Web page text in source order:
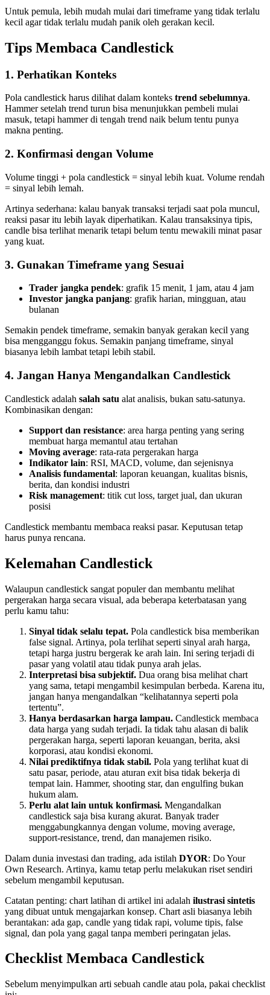
Untuk pemula, lebih mudah mulai dari timeframe yang tidak terlalu
kecil agar tidak terlalu mudah panik oleh gerakan kecil.
Tips Membaca Candlestick
1. Perhatikan Konteks
Pola candlestick harus dilihat dalam konteks trend sebelumnya.
Hammer setelah trend turun bisa menunjukkan pembeli mulai
masuk, tetapi hammer di tengah trend naik belum tentu punya
makna penting.
2. Konfirmasi dengan Volume
Volume tinggi + pola candlestick = sinyal lebih kuat. Volume rendah
= sinyal lebih lemah.
Artinya sederhana: kalau banyak transaksi terjadi saat pola muncul,
reaksi pasar itu lebih layak diperhatikan. Kalau transaksinya tipis,
candle bisa terlihat menarik tetapi belum tentu mewakili minat pasar
yang kuat.
3. Gunakan Timeframe yang Sesuai
Trader jangka pendek: grafik 15 menit, 1 jam, atau 4 jam
Investor jangka panjang: grafik harian, mingguan, atau
bulanan
Semakin pendek timeframe, semakin banyak gerakan kecil yang
bisa mengganggu fokus. Semakin panjang timeframe, sinyal
biasanya lebih lambat tetapi lebih stabil.
4. Jangan Hanya Mengandalkan Candlestick
Candlestick adalah salah satu alat analisis, bukan satu-satunya.
Kombinasikan dengan:
Support dan resistance: area harga penting yang sering
membuat harga memantul atau tertahan
Moving average: rata-rata pergerakan harga
Indikator lain: RSI, MACD, volume, dan sejenisnya
Analisis fundamental: laporan keuangan, kualitas bisnis,
berita, dan kondisi industri
Risk management: titik cut loss, target jual, dan ukuran
posisi
Candlestick membantu membaca reaksi pasar. Keputusan tetap
harus punya rencana.
Kelemahan Candlestick
Walaupun candlestick sangat populer dan membantu melihat
pergerakan harga secara visual, ada beberapa keterbatasan yang
perlu kamu tahu:
Sinyal tidak selalu tepat. Pola candlestick bisa memberikan
false signal. Artinya, pola terlihat seperti sinyal arah harga,
tetapi harga justru bergerak ke arah lain. Ini sering terjadi di
pasar yang volatil atau tidak punya arah jelas.
Interpretasi bisa subjektif. Dua orang bisa melihat chart
yang sama, tetapi mengambil kesimpulan berbeda. Karena itu,
jangan hanya mengandalkan “kelihatannya seperti pola
tertentu”.
Hanya berdasarkan harga lampau. Candlestick membaca
data harga yang sudah terjadi. Ia tidak tahu alasan di balik
pergerakan harga, seperti laporan keuangan, berita, aksi
korporasi, atau kondisi ekonomi.
Nilai prediktifnya tidak stabil. Pola yang terlihat kuat di
satu pasar, periode, atau aturan exit bisa tidak bekerja di
tempat lain. Hammer, shooting star, dan engulfing bukan
hukum alam.
Perlu alat lain untuk konfirmasi. Mengandalkan
candlestick saja bisa kurang akurat. Banyak trader
menggabungkannya dengan volume, moving average,
support-resistance, trend, dan manajemen risiko.
Dalam dunia investasi dan trading, ada istilah DYOR: Do Your
Own Research. Artinya, kamu tetap perlu melakukan riset sendiri
sebelum mengambil keputusan.
Catatan penting: chart latihan di artikel ini adalah ilustrasi sintetis
yang dibuat untuk mengajarkan konsep. Chart asli biasanya lebih
berantakan: ada gap, candle yang tidak rapi, volume tipis, false
signal, dan pola yang gagal tanpa memberi peringatan jelas.
Checklist Membaca Candlestick
Sebelum menyimpulkan arti sebuah candle atau pola, pakai checklist